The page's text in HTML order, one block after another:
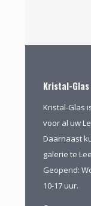
Kristal-
Kristal-Glas
voor al uw
Daarnaast
galerie te
Geopend:
10-17 uur.